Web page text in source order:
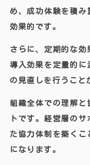
め、成功体験を積み
効果的です。
さらに、定期的な効
導入効果を定量的に
の見直しを行うこと
組織全体での理解と
トです。経営層の
た協力体制を築くこ
になります。